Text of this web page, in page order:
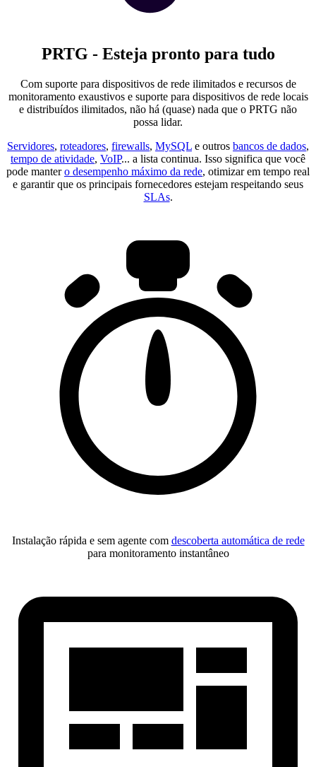
PRTG - Esteja pronto para tudo
Com suporte para dispositivos de rede ilimitados e recursos de
monitoramento exaustivos e suporte para dispositivos de rede locais
e distribuídos ilimitados, não há (quase) nada que o PRTG não
possa lidar.
Servidores, roteadores, firewalls, MySQL e outros bancos de dados,
tempo de atividade, VoIP... a lista continua. Isso significa que você
pode mantero desempenho máximo da rede, otimizar em tempo real
e garantir que os principais fornecedores estejam respeitando seus
SLAs.
Instalação rápida e sem agente com descoberta automática de rede
para monitoramento instantâneo